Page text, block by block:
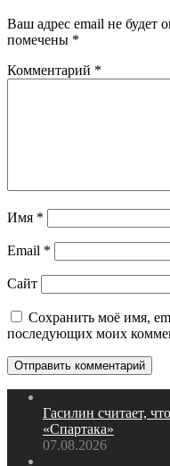
Ваш адрес email не будет
помечены *
Комментарий *
Имя *
Email *
Сайт
Сохранить моё имя,
последующих моих
Гасилин считает,
«Спартака»
07.08.2026